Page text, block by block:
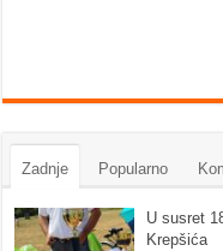
Zadnje Popularno
U susret
Krepšića